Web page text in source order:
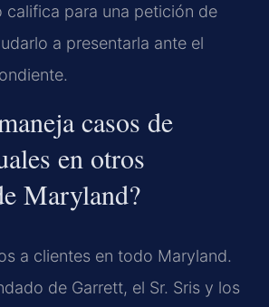
califica para una petición de
a presentarla ante el
casos de
en otros
Maryland?
a clientes en todo Maryland.
de Garrett, el Sr. Sris y los